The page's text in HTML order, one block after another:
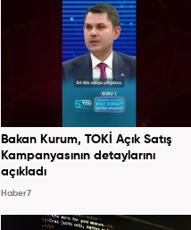
Bakan Kurum, TOKİ Açık Satış
Kampanyasının detaylarını
açıkladı
Haber7